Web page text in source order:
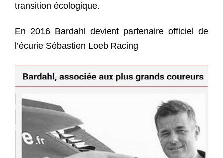
transition écologique.
En 2016 Bardahl devient partenaire officiel de
l’écurie Sébastien Loeb Racing